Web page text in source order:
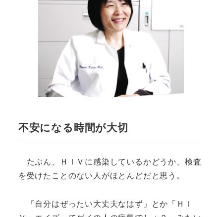
不安になる時間が大切
たぶん、ＨＩＶに感染しているかどうか、検査
を受けたことのない人がほとんどだと思う。
「自分はぜったい大丈夫なはず」とか「ＨＩ